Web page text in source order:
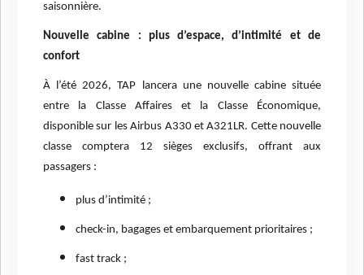
saisonnière.
Nouvelle cabine : plus d’espace, d’intimité et de
confort
À l’été 2026, TAP lancera une nouvelle cabine située
entre la Classe Affaires et la Classe Économique,
disponible sur les Airbus A330 et A321LR. Cette nouvelle
classe comptera 12 sièges exclusifs, offrant aux
passagers :
plus d’intimité ;
check-in, bagages et embarquement prioritaires ;
fast track ;